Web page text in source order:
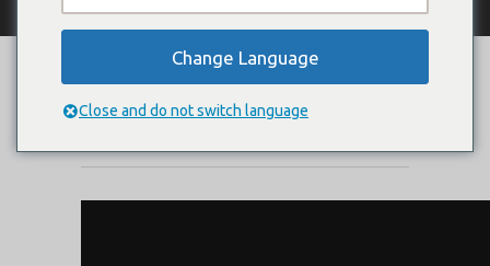
КАТАЛОГ ПЛАТЬЕВ
CROQUIX
Change Language
Close and do not switch language